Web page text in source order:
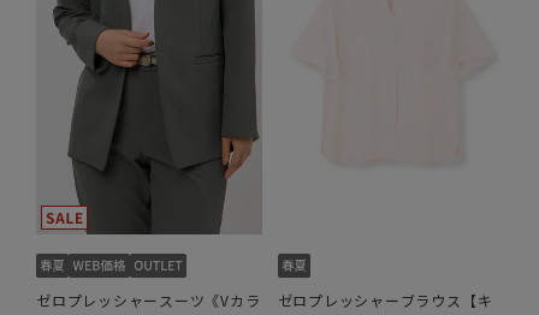
ゼロプレッシャースーツ《Vカラ
ゼロプレッシャーブラウス【キ